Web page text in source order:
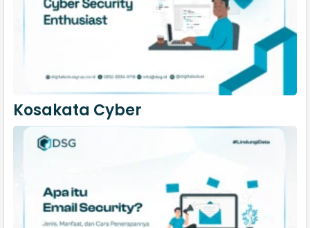
Kosakata Cyber